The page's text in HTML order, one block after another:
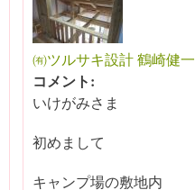
㈲ツルサキ設計 鶴崎健一
コメント:
いけがみさま
初めまして
キャンプ場の敷地内